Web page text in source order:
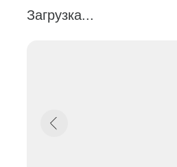
Загрузка...